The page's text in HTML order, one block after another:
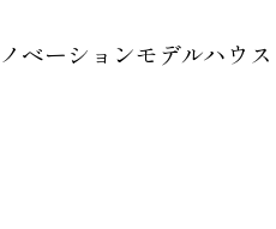
ベーションモデルハウス